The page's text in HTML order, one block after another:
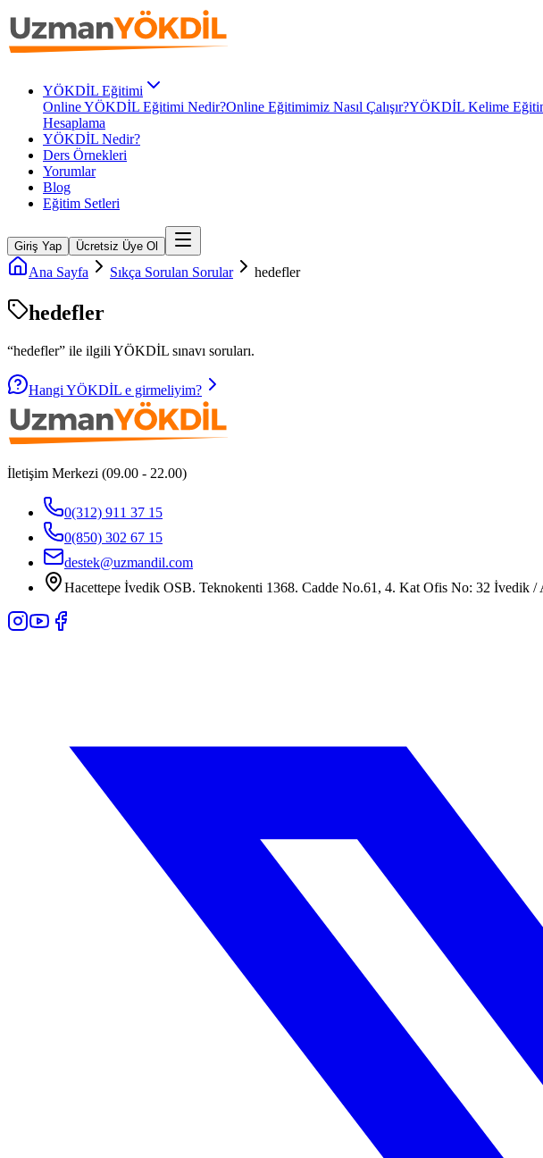
YÖKDİL Eğitimi
Online YÖKDİL Eğitimi Nedir?Online Eğitimimiz Nasıl Çalışır?YÖKDİL Kelime
Hesaplama
YÖKDİL Nedir?
Ders Örnekleri
Yorumlar
Blog
Eğitim Setleri
Giriş Yap Ücretsiz Üye Ol
Ana Sayfa Sıkça Sorulan Sorular hedefler
hedefler
“hedefler” ile ilgili YÖKDİL sınavı soruları.
Hangi YÖKDİL e girmeliyim?
İletişim Merkezi (09.00 - 22.00)
0(312) 911 37 15
0(850) 302 67 15
destek@uzmandil.com
Hacettepe İvedik OSB. Teknokenti 1368. Cadde No.61, 4. Kat Ofis No: 32 İvedik